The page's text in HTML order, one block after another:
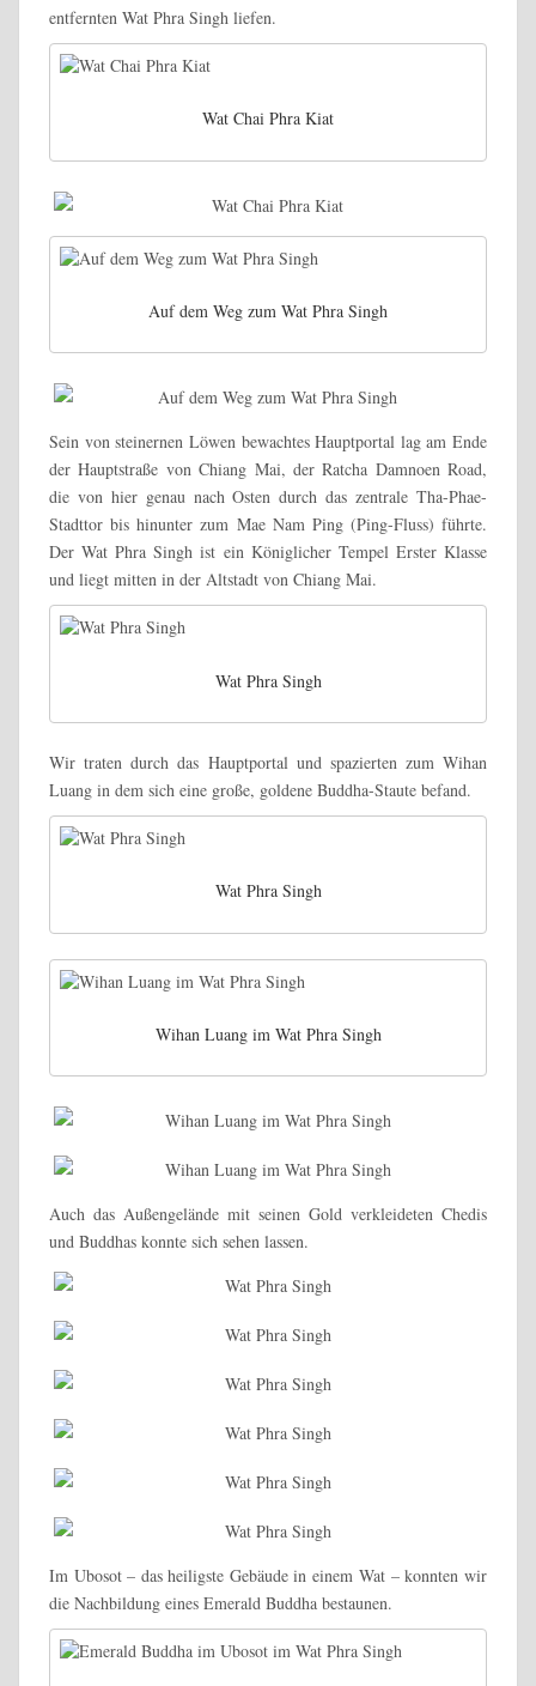
entfernten Wat Phra Singh liefen.
Wat Chai Phra Kiat
Auf dem Weg zum Wat Phra Singh
Sein von steinernen Löwen bewachtes Hauptportal lag am Ende
der Hauptstraße von Chiang Mai, der Ratcha Damnoen Road,
die von hier genau nach Osten durch das zentrale Tha-Phae-
Stadttor bis hinunter zum Mae Nam Ping (Ping-Fluss) führte.
Der Wat Phra Singh ist ein Königlicher Tempel Erster Klasse
und liegt mitten in der Altstadt von Chiang Mai.
Wat Phra Singh
Wir traten durch das Hauptportal und spazierten zum Wihan
Luang in dem sich eine große, goldene Buddha-Staute befand.
Wat Phra Singh
Wihan Luang im Wat Phra Singh
Auch das Außengelände mit seinen Gold verkleideten Chedis
und Buddhas konnte sich sehen lassen.
Im Ubosot – das heiligste Gebäude in einem Wat – konnten wir
die Nachbildung eines Emerald Buddha bestaunen.